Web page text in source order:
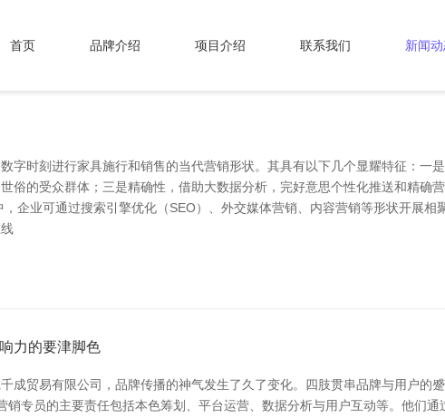
首页 品牌介绍 项目介绍 联系我们 新闻
字时刻进行家具施行和销售的当代营销形状。其具有以下几个显耀特征：一
俗的受众群体；三是精确性，借助大数据分析，完好意思个性化推送和精确
企业可通过搜索引擎优化（SEO）、外交媒体营销、内容营销等形状开展
力的要津脚色
成贸易有限公司，品牌传播的神气发生了久了变化。四肢贯串品牌与用户的
销专员的主要责任包括本色筹划、平台运营、数据分析与用户互动等。他们